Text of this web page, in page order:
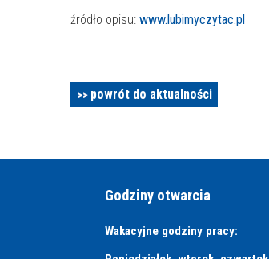
źródło opisu: www.lubimyczytac.pl
powrót do aktualności
Godziny otwarcia
Wakacyjne godziny pracy: